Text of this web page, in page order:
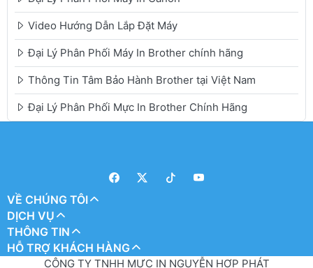
Video Hướng Dẫn Lắp Đặt Máy
Đại Lý Phân Phối Máy In Brother chính hãng
Thông Tin Tâm Bảo Hành Brother tại Việt Nam
Đại Lý Phân Phối Mực In Brother Chính Hãng
VỀ CHÚNG TÔI
DỊCH VỤ
THÔNG TIN
HỖ TRỢ KHÁCH HÀNG
CÔNG TY TNHH MỰC IN NGUYỄN HỢP PHÁT